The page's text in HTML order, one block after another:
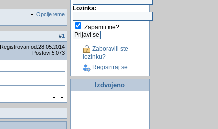
Opcije teme
#1
Registrovan od:28.05.2014
Postovi:5,073
Lozinka:
Zapamti me?
Zaboravili ste
lozinku?
Registriraj se
Izdvojeno